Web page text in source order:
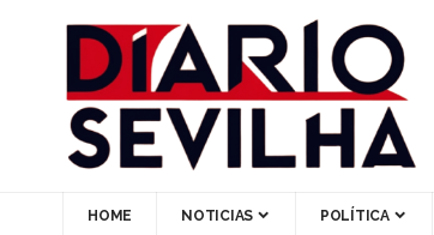
HOME NOTICIAS POLÍTICA